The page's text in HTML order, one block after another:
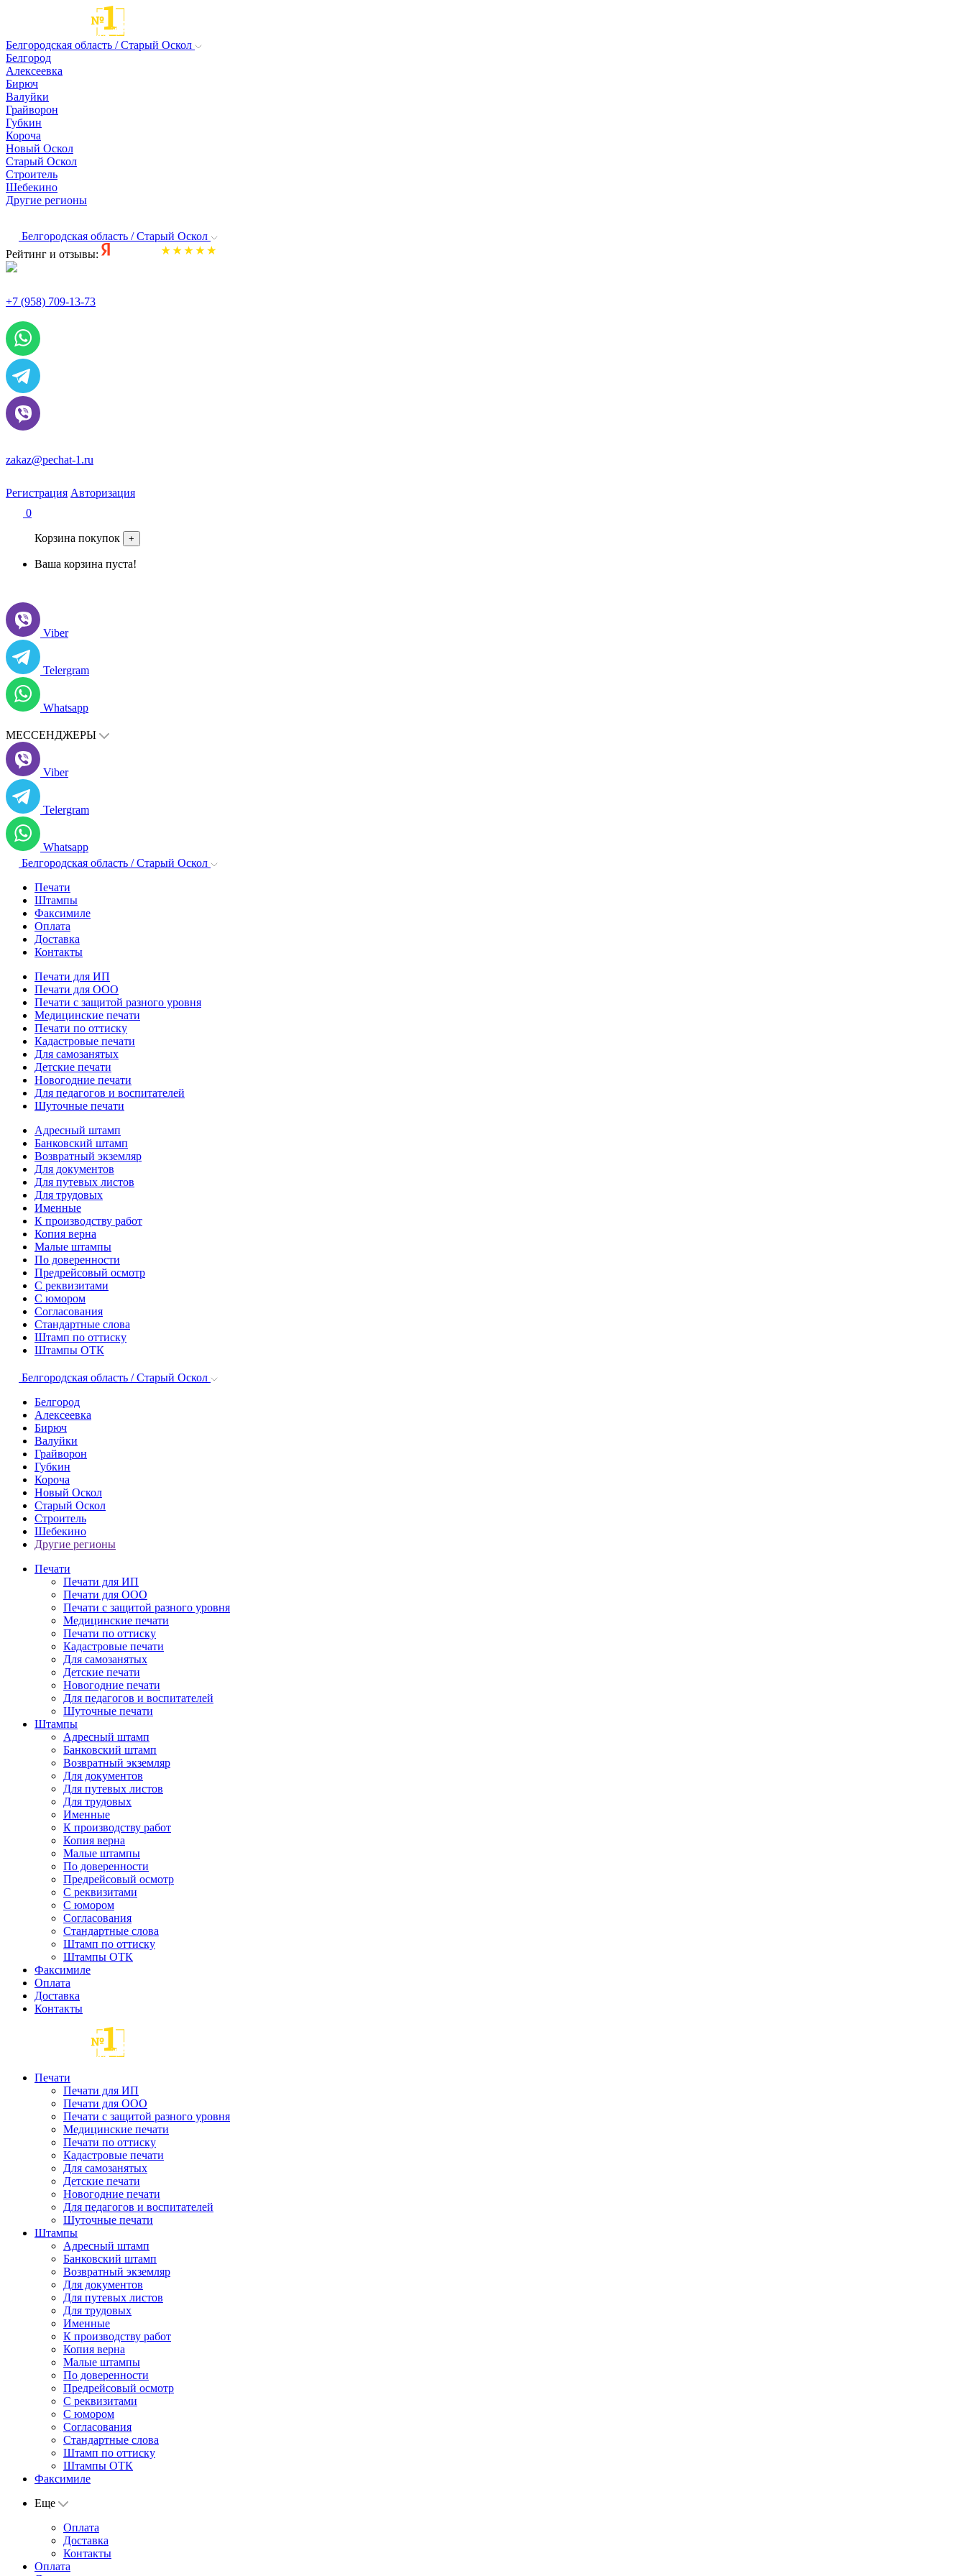
Белгородская область / Старый Оскол
Белгород
Алексеевка
Бирюч
Валуйки
Грайворон
Губкин
Короча
Новый Оскол
Старый Оскол
Строитель
Шебекино
Другие регионы
Белгородская область / Старый Оскол
Рейтинг и отзывы:
+7 (958) 709-13-73
zakaz@pechat-1.ru
Регистрация Авторизация
0
Корзина покупок +
Ваша корзина пуста!
Viber
Telergram
Whatsapp
МЕССЕНДЖЕРЫ
Viber
Telergram
Whatsapp
Белгородская область / Старый Оскол
Печати
Штампы
Факсимиле
Оплата
Доставка
Контакты
Печати для ИП
Печати для ООО
Печати с защитой разного уровня
Медицинские печати
Печати по оттиску
Кадастровые печати
Для самозанятых
Детские печати
Новогодние печати
Для педагогов и воспитателей
Шуточные печати
Адресный штамп
Банковский штамп
Возвратный экземляр
Для документов
Для путевых листов
Для трудовых
Именные
К производству работ
Копия верна
Малые штампы
По доверенности
Предрейсовый осмотр
С реквизитами
С юмором
Согласования
Стандартные слова
Штамп по оттиску
Штампы ОТК
Белгородская область / Старый Оскол
Белгород
Алексеевка
Бирюч
Валуйки
Грайворон
Губкин
Короча
Новый Оскол
Старый Оскол
Строитель
Шебекино
Другие регионы
Печати
Печати для ИП
Печати для ООО
Печати с защитой разного уровня
Медицинские печати
Печати по оттиску
Кадастровые печати
Для самозанятых
Детские печати
Новогодние печати
Для педагогов и воспитателей
Шуточные печати
Штампы
Адресный штамп
Банковский штамп
Возвратный экземляр
Для документов
Для путевых листов
Для трудовых
Именные
К производству работ
Копия верна
Малые штампы
По доверенности
Предрейсовый осмотр
С реквизитами
С юмором
Согласования
Стандартные слова
Штамп по оттиску
Штампы ОТК
Факсимиле
Оплата
Доставка
Контакты
Печати
Печати для ИП
Печати для ООО
Печати с защитой разного уровня
Медицинские печати
Печати по оттиску
Кадастровые печати
Для самозанятых
Детские печати
Новогодние печати
Для педагогов и воспитателей
Шуточные печати
Штампы
Адресный штамп
Банковский штамп
Возвратный экземляр
Для документов
Для путевых листов
Для трудовых
Именные
К производству работ
Копия верна
Малые штампы
По доверенности
Предрейсовый осмотр
С реквизитами
С юмором
Согласования
Стандартные слова
Штамп по оттиску
Штампы ОТК
Факсимиле
Еще
Оплата
Доставка
Контакты
Оплата